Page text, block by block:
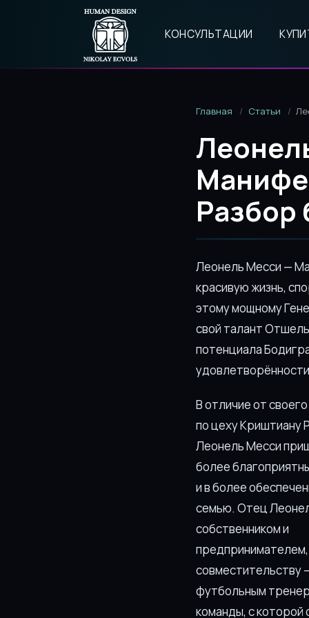
КОНСУЛЬТАЦИИ
Главная Статьи
Разбор
Леонель Месси —
красивую жизнь,
этому мощному
свой талант
потенциала
В отличие от
по цеху Криштиану
Леонель Месси
более
и в более
семью. Отец
собственником и
предпринимателем,
совместительству
футбольным
команды, с которой